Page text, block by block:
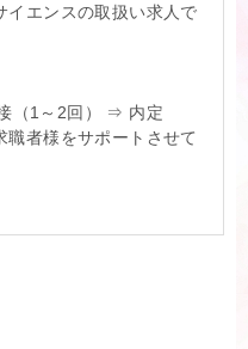
イエンスの取扱い求人で
（1～2回） ⇒ 内定
者様をサポートさせて